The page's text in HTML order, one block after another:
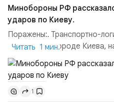
Минобороны РФ
ударов по Киеву.
Поражены:. Транспортно-
Чайка» в пригороде Киева,
осуществлялось хранение,
прилегающего полевого
дальнобойных БПЛА ВСУ;
«Транс-Логистик» в
использовавшиеся для
Читать 1 мин.
1